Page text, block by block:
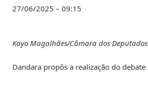
27/06/2025 – 09:15
Kayo Magalhães/Câmara dos Deputados
Dandara propôs a realização do debate